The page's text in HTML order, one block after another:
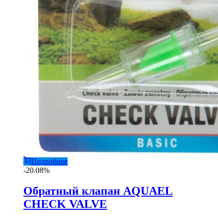
Подробнее
-20.08%
Обратный клапан AQUAEL
CHECK VALVE